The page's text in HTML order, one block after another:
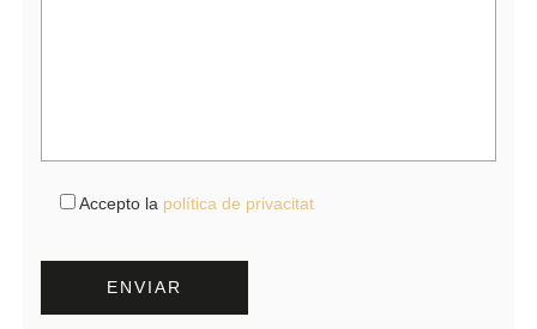
Accepto la política de privacitat